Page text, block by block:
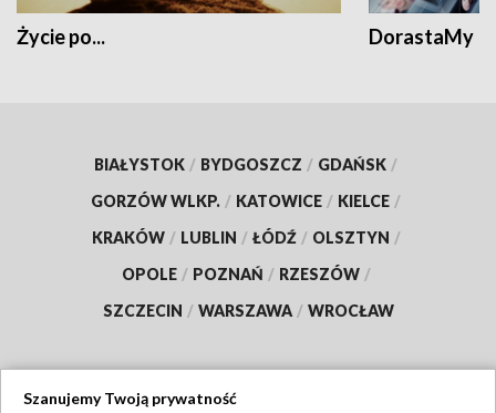
Życie po... DorastaMy
BIAŁYSTOK / BYDGOSZCZ / GDAŃSK /
GORZÓW WLKP. / KATOWICE / KIELCE /
KRAKÓW / LUBLIN / ŁÓDŹ / OLSZTYN /
OPOLE / POZNAŃ / RZESZÓW /
SZCZECIN / WARSZAWA / WROCŁAW
Szanujemy Twoją prywatność